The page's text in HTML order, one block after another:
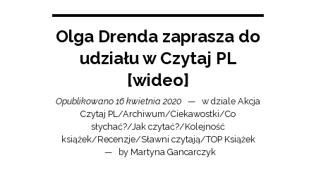
Olga Drenda zaprasza do
udziału w Czytaj PL
[wideo]
Opublikowano 16 kwietnia 2020 w dziale Akcja
Czytaj PL/Archiwum/Ciekawostki/Co
słychać?/Jak czytać?/Kolejność
książek/Recenzje/Sławni czytają/TOP Książek
by Martyna Gancarczyk